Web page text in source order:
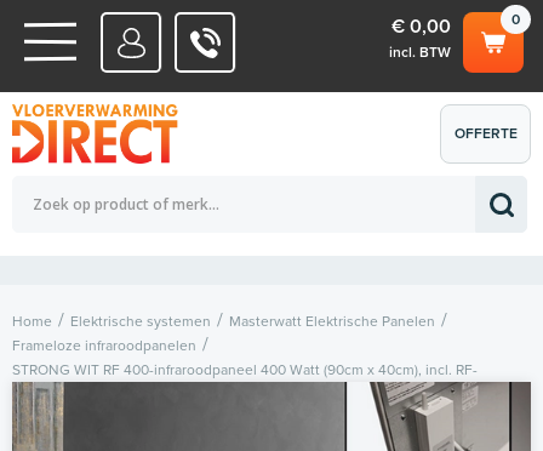
WATERSYSTEMEN
ELEKTRISCHE SYSTEMEN
0
€ 0,00
incl. BTW
Totaalbedrag (incl. BTW) € 0,00
OFFERTE
AANVRAGEN
Home Elektrische systemen
Masterwatt Elektrische Panelen
Frameloze infraroodpanelen
STRONG WIT RF 400-infraroodpaneel 400 Watt (90cm x 40cm), incl. RF-
ontvanger